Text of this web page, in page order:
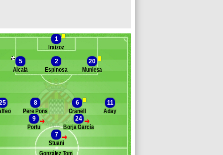
Banc des remplaçantsGérone FC
Luiz
1
Iraizoz
5
Alcalá
2
Espinosa
20
Muniesa
8
Pere Pons
6
Granell
11
Aday
>
9
Portu
>
24
Borja García
>
7
Stuani
González Tomás